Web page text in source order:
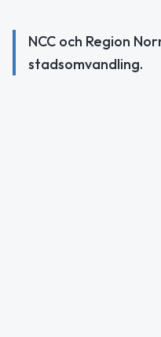
NCC och Region
stadsomvandling.